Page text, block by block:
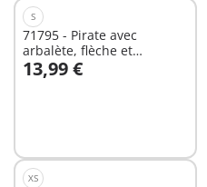
S
71795 - Pirate avec
arbalète, flèche et
poissons à viser
13,99 €
Au panier
XS